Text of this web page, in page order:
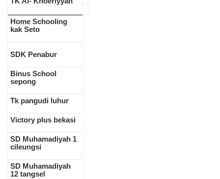
Home Schooling
kak Seto
SDK Penabur
Binus School
sepong
Tk pangudi luhur
Victory plus bekasi
SD Muhamadiyah 1
cileungsi
SD Muhamadiyah
12 tangsel